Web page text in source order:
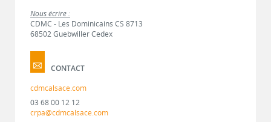
Nous écrire :
CDMC - Les Dominicains CS 8713
68502 Guebwiller Cedex
CONTACT
cdmcalsace.com
03 68 00 12 12
crpa@cdmcalsace.com